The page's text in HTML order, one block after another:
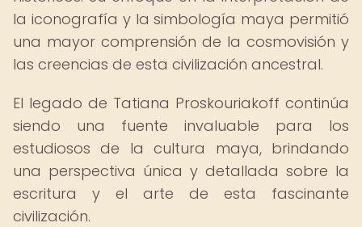
la iconografía y la simbología maya permitió
una mayor comprensión de la cosmovisión y
las creencias de esta civilización ancestral.
El legado de Tatiana Proskouriakoff continúa
siendo una fuente invaluable para los
estudiosos de la cultura maya, brindando
una perspectiva única y detallada sobre la
escritura y el arte de esta fascinante
civilización.